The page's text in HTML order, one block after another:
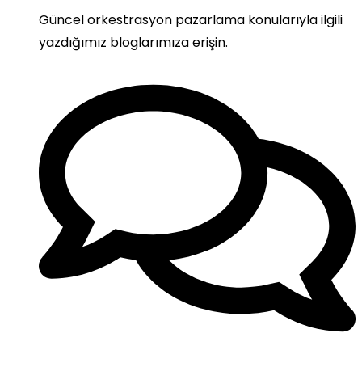
Güncel orkestrasyon pazarlama konularıyla ilgili
yazdığımız bloglarımıza erişin.